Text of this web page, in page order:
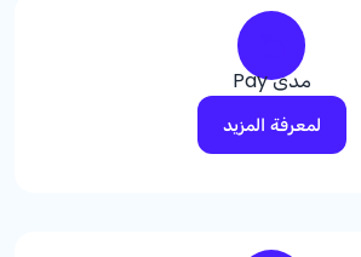
مدى Pay
لمعرفة المزيد